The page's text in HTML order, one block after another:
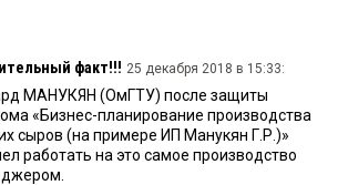
факт!!! 25 декабря 2018 в 15:33:
МАНУКЯН (ОмГТУ) после защиты
«Бизнес-планирование производства
сыров (на примере ИП Манукян Г.Р.)»
работать на это самое производство